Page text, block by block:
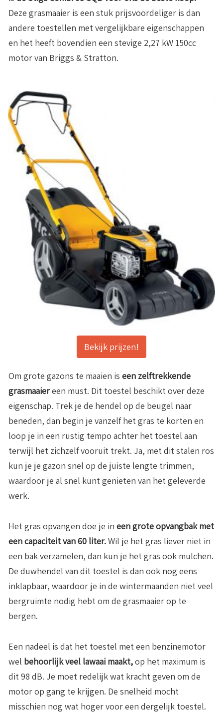
Deze grasmaaier is een stuk prijsvoordeliger is dan
andere toestellen met vergelijkbare eigenschappen
en het heeft bovendien een stevige 2,27 kW 150cc
motor van Briggs & Stratton.
Bekijk prijzen!
Om grote gazons te maaien is een zelftrekkende
grasmaaiereen must. Dit toestel beschikt over deze
eigenschap. Trek je de hendel op de beugel naar
beneden, dan begin je vanzelf het gras te korten en
loop je in een rustig tempo achter het toestel aan
terwijl het zichzelf vooruit trekt. Ja, met dit stalen ros
kun je je gazon snel op de juiste lengte trimmen,
waardoor je al snel kunt genieten van het geleverde
werk.
Het gras opvangen doe je in een grote opvangbak met
een capaciteit van 60 liter.Wil je het gras liever niet in
een bak verzamelen, dan kun je het gras ook mulchen.
De duwhendel van dit toestel is dan ook nog eens
inklapbaar, waardoor je in de wintermaanden niet veel
bergruimte nodig hebt om de grasmaaier op te
bergen.
Een nadeel is dat het toestel met een benzinemotor
wel behoorlijk veel lawaai maakt,op het maximum is
dit 98 dB. Je moet redelijk wat kracht geven om de
motor op gang te krijgen. De snelheid mocht
misschien nog wat hoger voor een dergelijk toestel.